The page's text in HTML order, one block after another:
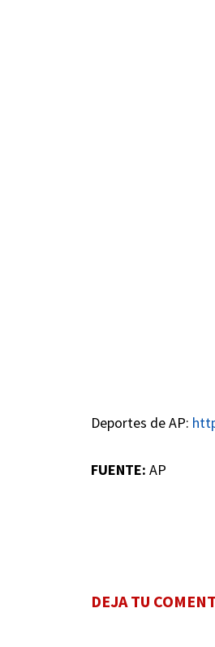
Deportes de AP:
FUENTE: AP
DEJA TU